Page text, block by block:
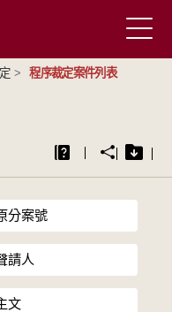
> 程序裁定案件列表
分案號
請人
文